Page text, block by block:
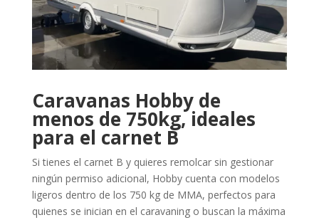
Caravanas Hobby de
menos de 750kg, ideales
para el carnet B
Si tienes el carnet B y quieres remolcar sin gestionar
ningún permiso adicional, Hobby cuenta con modelos
ligeros dentro de los 750 kg de MMA, perfectos para
quienes se inician en el caravaning o buscan la máxima